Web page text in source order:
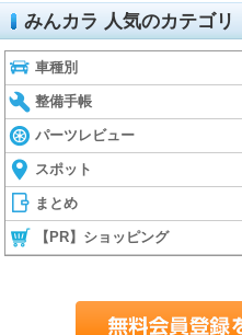
みんカラ 人気のカテゴリ
車種別
整備手帳
パーツレビュー
スポット
まとめ
【PR】ショッピング